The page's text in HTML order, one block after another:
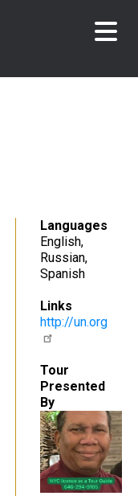
Languages
English
Russian
Spanish
Links
http://un.org
Tour
Presented
By